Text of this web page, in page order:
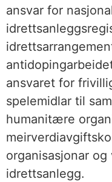
ansvar for
ansvaret for
spelemidlar til
humanitære
organisasjonar
idrettsanlegg.